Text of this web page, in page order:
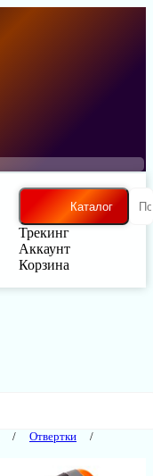
Каталог
Трекинг
Аккаунт
Корзина
Отвертки